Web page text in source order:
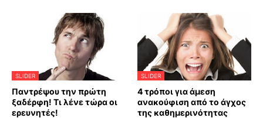
SLIDER
Παντρέψου την πρώτη
ξαδέρφη! Τι λένε τώρα οι
ερευνητές!
SLIDER
4 τρόποι για άμεση
ανακούφιση από το άγχος
της καθημερινότητας